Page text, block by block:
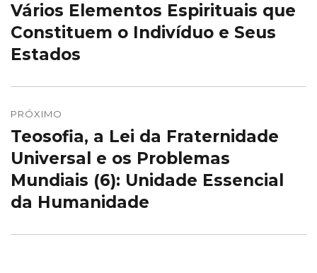
Vários Elementos Espirituais que
Constituem o Indivíduo e Seus
Estados
PRÓXIMO
Próximo
post:
Teosofia, a Lei da Fraternidade
Universal e os Problemas
Mundiais (6): Unidade Essencial
da Humanidade